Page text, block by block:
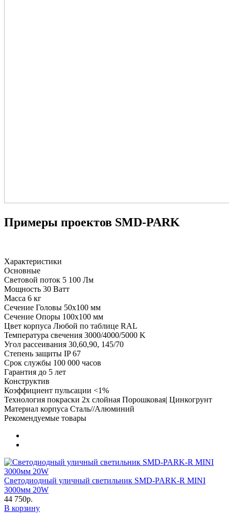
Примеры проектов SMD-PARK
Характеристики
Основные
Световой поток 5 100 Лм
Мощность 30 Ватт
Масса 6 кг
Сечение Головы 50х100 мм
Сечение Опоры 100х100 мм
Цвет корпуса Любой по таблице RAL
Температура свечения 3000/4000/5000 K
Угол рассеивания 30,60,90, 145/70
Степень защиты IP 67
Срок службы 100 000 часов
Гарантия до 5 лет
Конструктив
Коэффициент пульсации <1%
Технология покраски 2х слойная Порошковая| Цинкогрунт
Материал корпуса Сталь//Алюминий
Рекомендуемые товары
Светодиодный уличный светильник SMD-PARK-R MINI
3000мм 20W
44 750р.
В корзину